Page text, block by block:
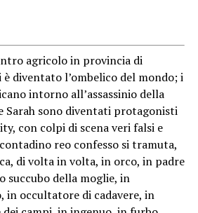
agricolo in provincia di
diventato l’ombelico del mondo; i
intorno all’assassinio della
Sarah sono diventati protagonisti
con colpi di scena veri falsi e
reo confesso si tramuta,
di volta in volta, in orco, in padre
succubo della moglie, in
occultatore di cadavere, in